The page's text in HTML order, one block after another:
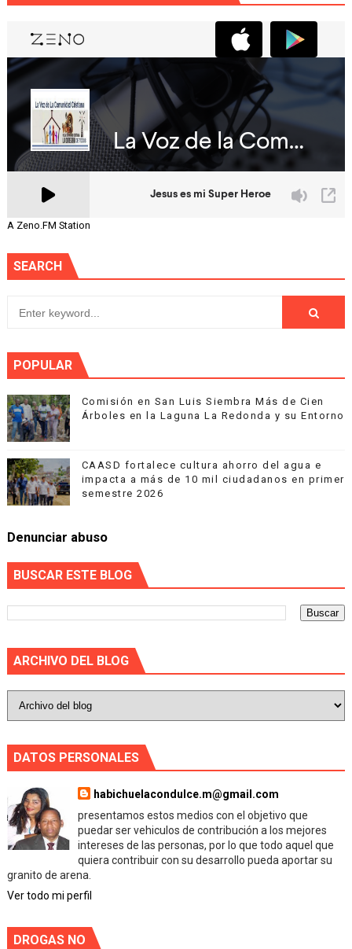
A Zeno.FM Station
SEARCH
POPULAR
Comisión en San Luis Siembra Más de Cien
Árboles en la Laguna La Redonda y su Entorno
CAASD fortalece cultura ahorro del agua e
impacta a más de 10 mil ciudadanos en primer
semestre 2026
Denunciar abuso
BUSCAR ESTE BLOG
ARCHIVO DEL BLOG
DATOS PERSONALES
habichuelacondulce.m@gmail.com
presentamos estos medios con el objetivo que
puedar ser vehiculos de contribución a los mejores
intereses de las personas, por lo que todo aquel que
quiera contribuir con su desarrollo pueda aportar su
granito de arena.
Ver todo mi perfil
DROGAS NO